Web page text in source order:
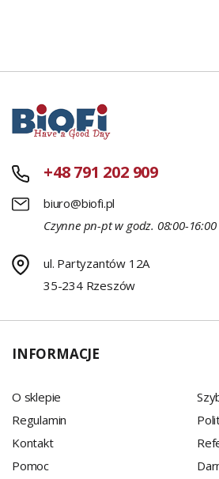
+48 791 202 909
biuro@biofi.pl
Czynne pn-pt w godz. 08:00-16:00
ul. Partyzantów 12A
35-234 Rzeszów
INFORMACJE
O sklepie
Regulamin
Kontakt
Pomoc